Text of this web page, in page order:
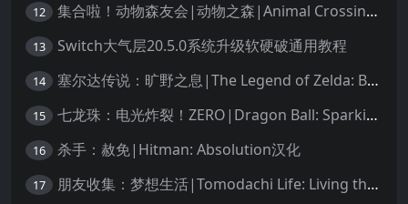
12 集合啦！动物森友会|动物之森|Animal Crossing: New Horizons中文
13 Switch大气层20.5.0系统升级软硬破通用教程
14 塞尔达传说：旷野之息|The Legend of Zelda: Breath of the Wild中文
15 七龙珠：电光炸裂！ZERO|Dragon Ball: Sparking! Zero中文
16 杀手：赦免|Hitman: Absolution汉化
17 朋友收集：梦想生活|Tomodachi Life: Living the Dream中文